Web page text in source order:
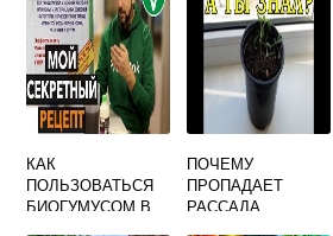
КАК
ПОЛЬЗОВАТЬСЯ
БИОГУМУСОМ В
ПОЧЕМУ
ПРОПАДАЕТ
РАССАДА